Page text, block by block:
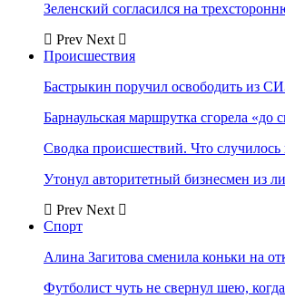
Зеленский согласился на
Prev Next
Происшествия
Бастрыкин поручил освободить из
Барнаульская маршрутка сгорела «до
Сводка происшествий. Что
Утонул авторитетный бизнесмен из
Prev Next
Спорт
Алина Загитова сменила коньки на
Футболист чуть не свернул шею,